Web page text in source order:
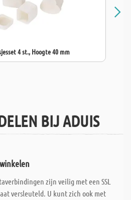
4 st., Hoogte 40 mm
BIJ ADUIS
zijn veilig met een SSL
versleuteld. U kunt zich ook met